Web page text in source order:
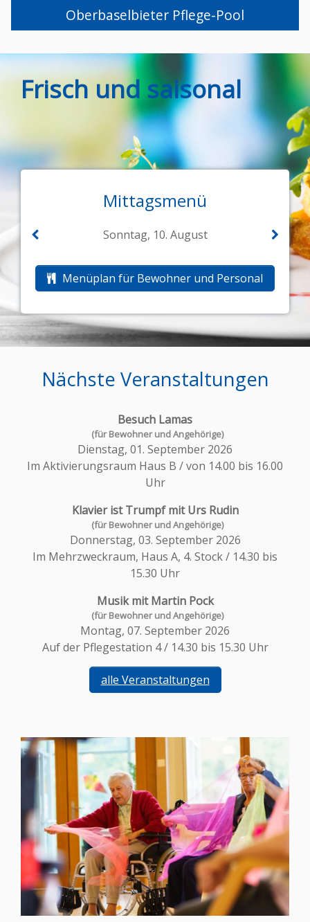
Oberbaselbieter Pflege-Pool
Frisch und saisonal
Mittagsmenü
Sonntag, 10. August
Menüplan für Bewohner und Personal
Nächste Veranstaltungen
Besuch Lamas
Dienstag, 01. September 2026
Im Aktivierungsraum Haus B / von 14.00 bis 16.00
Uhr
Klavier ist Trumpf mit Urs Rudin
Donnerstag, 03. September 2026
Im Mehrzweckraum, Haus A, 4. Stock / 14.30 bis
15.30 Uhr
Musik mit Martin Pock
Montag, 07. September 2026
Auf der Pflegestation 4 / 14.30 bis 15.30 Uhr
alle Veranstaltungen